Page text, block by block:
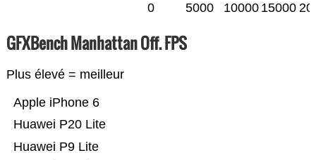
0 5000 10000 15000
GFXBench Manhattan Off. FPS
Plus élevé = meilleur
Huawei P9 Lite
Huawei P20 Lite
Apple iPhone 6